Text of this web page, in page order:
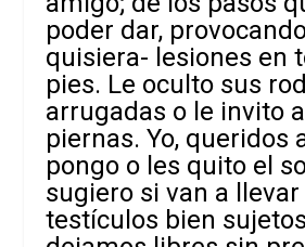
poder dar,
quisiera- lesiones en
pies. Le oculto sus
arrugadas o le invito
piernas. Yo, queridos
pongo o les quito el
sugiero si van a llevar
testículos bien